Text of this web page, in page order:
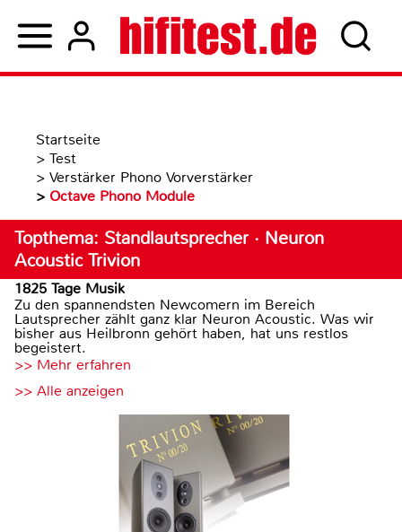
Startseite
> Test
> Verstärker Phono Vorverstärker
> Octave Phono Module
Topthema: Standlautsprecher · Neuron
Acoustic Trivion
1825 Tage Musik
Zu den spannendsten Newcomern im Bereich
Lautsprecher zählt ganz klar Neuron Acoustic. Was wir
bisher aus Heilbronn gehört haben, hat uns restlos
begeistert.
>> Mehr erfahren
>> Alle anzeigen